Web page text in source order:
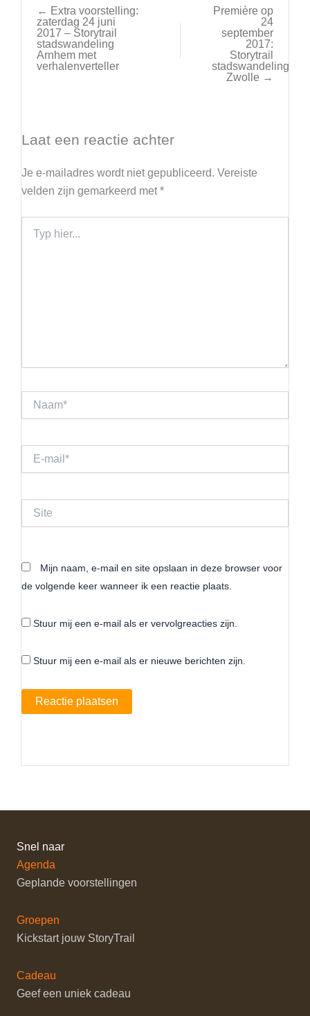
← Extra voorstelling:
zaterdag 24 juni
2017 – Storytrail
stadswandeling
Arnhem met
verhalenverteller
Première op
24
september
2017:
Storytrail
stadswandeling
Zwolle →
Laat een reactie achter
Je e-mailadres wordt niet gepubliceerd. Vereiste
velden zijn gemarkeerd met*
hier...
Naam*
mail*
Site
Mijn naam, e-mail en site opslaan in deze browser voor
de volgende keer wanneer ik een reactie plaats.
Stuur mij een e-mail als er vervolgreacties zijn.
Stuur mij een e-mail als er nieuwe berichten zijn.
Snel naar
Agenda
Geplande voorstellingen
Groepen
Kickstart jouw StoryTrail
Cadeau
Geef een uniek cadeau